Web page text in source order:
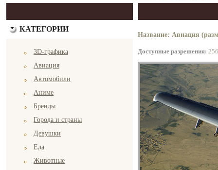
КАТЕГОРИИ
3D-графика
Авиация
Автомобили
Аниме
Бренды
Города и страны
Девушки
Еда
Животные
Название: Авиация
Доступные разрешения: